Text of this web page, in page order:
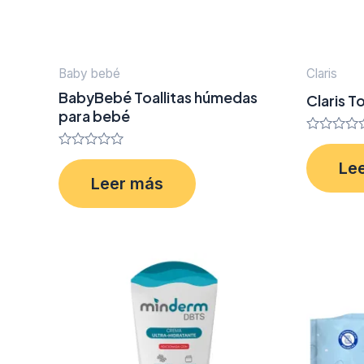
Baby bebé
BabyBebé Toallitas húmedas
para bebé
Valorado
en
0
de
Leer más
Claris
Claris
Valorado
en
0
de